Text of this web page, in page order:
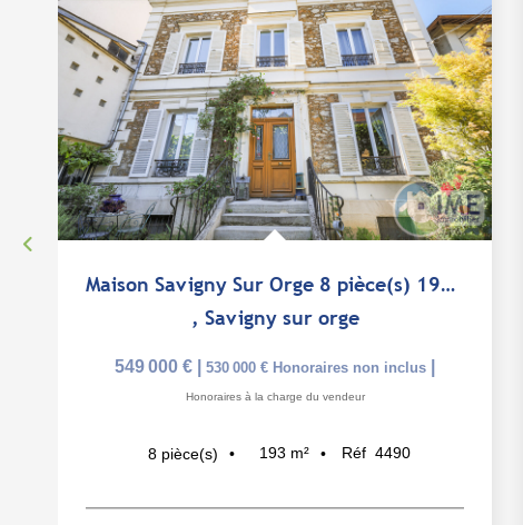
Maison Savigny Sur Orge 8 pièce(s) 193 m2
, Savigny sur orge
549 000 € 530 000 € Honoraires non inclus
Honoraires à la charge du vendeur
8 pièce(s) 193 m² Réf 4490